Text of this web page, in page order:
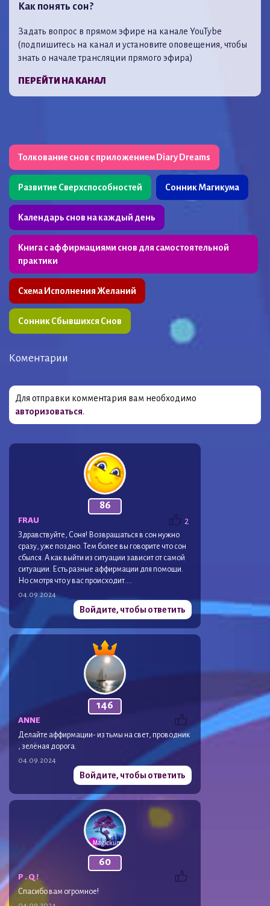
Как понять сон?
Задать вопрос в прямом эфире на канале YouTybe
(подпишитесь на канал и установите оповещения, чтобы
знать о начале трансляции прямого эфира)
ПЕРЕЙТИ НА КАНАЛ
Толкование снов с приложением Diary Dreams
Развитие Сверхспособностей Сонник Магикума
Календарь снов на каждый день
Книга с аффирмациями снов для самостоятельной
практики
Схема Исполнения Желаний
Сонник Сбывшихся Снов
Коментарии
Для отправки комментария вам необходимо
авторизоваться.
86
2
FRAU
Здравствуйте, Соня! Возвращаться в сон нужно
сразу, уже поздно. Тем более вы говорите что сон
сбылся. А как выйти из ситуации зависит от самой
ситуации. Есть разные аффирмации для помощи.
Но смотря что у вас происходит….
04.09.2024
Войдите, чтобы ответить
146
ANNE
Делайте аффирмации- из тьмы на свет, проводник
, зелёная дорога.
04.09.2024
Войдите, чтобы ответить
60
P . Q !
Спасибо вам огромное!